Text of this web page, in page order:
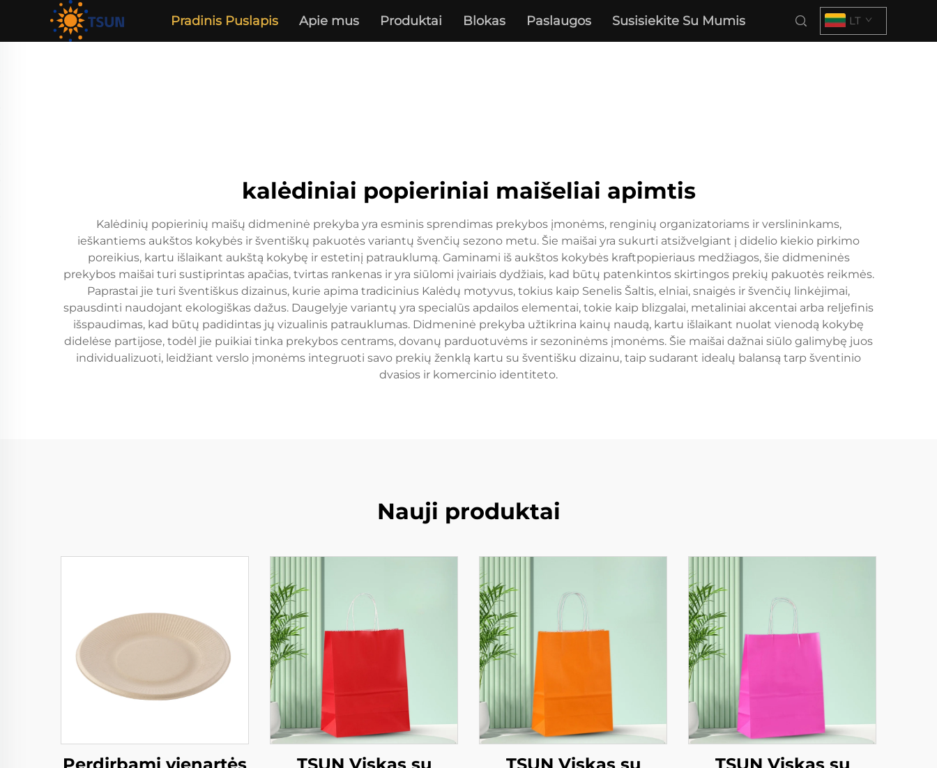
Pradinis Puslapis Apie mus Produktai Blokas Paslaugos Susisiekite Su Mumis LT
kalėdiniai popieriniai maišeliai apimtis
Kalėdinių popierinių maišų didmeninė prekyba yra esminis sprendimas prekybos įmonėms, renginių organizatoriams ir verslininkams,
ieškantiems aukštos kokybės ir šventiškų pakuotės variantų švenčių sezono metu. Šie maišai yra sukurti atsižvelgiant į didelio kiekio pirkimo
poreikius, kartu išlaikant aukštą kokybę ir estetinį patrauklumą. Gaminami iš aukštos kokybės kraftpopieriaus medžiagos, šie didmeninės
prekybos maišai turi sustiprintas apačias, tvirtas rankenas ir yra siūlomi įvairiais dydžiais, kad būtų patenkintos skirtingos prekių pakuotės reikmės.
Paprastai jie turi šventiškus dizainus, kurie apima tradicinius Kalėdų motyvus, tokius kaip Senelis Šaltis, elniai, snaigės ir švenčių linkėjimai,
spausdinti naudojant ekologiškas dažus. Daugelyje variantų yra specialūs apdailos elementai, tokie kaip blizgalai, metaliniai akcentai arba reljefinis
išspaudimas, kad būtų padidintas jų vizualinis patrauklumas. Didmeninė prekyba užtikrina kainų naudą, kartu išlaikant nuolat vienodą kokybę
didelėse partijose, todėl jie puikiai tinka prekybos centrams, dovanų parduotuvėms ir sezoninėms įmonėms. Šie maišai dažnai siūlo galimybę juos
individualizuoti, leidžiant verslo įmonėms integruoti savo prekių ženklą kartu su šventišku dizainu, taip sudarant idealų balansą tarp šventinio
dvasios ir komercinio identiteto.
Nauji produktai